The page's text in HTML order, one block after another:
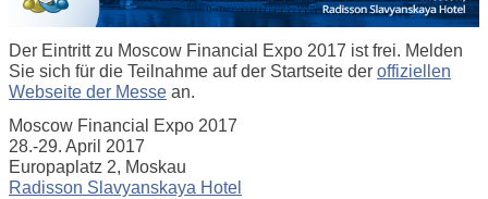
Der Eintritt zu Moscow Financial Expo 2017 ist frei. Melden
Sie sich für die Teilnahme auf der Startseite der offiziellen
Webseite der Messe an.
Moscow Financial Expo 2017
28.-29. April 2017
Europaplatz 2, Moskau
Radisson Slavyanskaya Hotel